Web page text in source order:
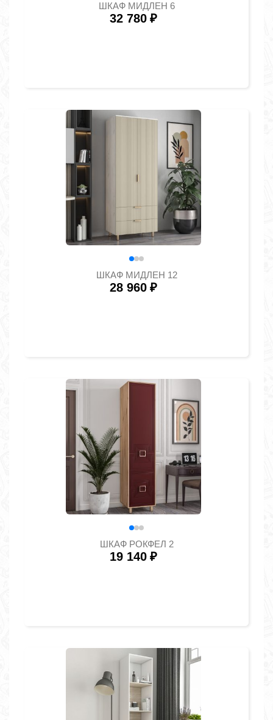
ШКАФ МИДЛЕН 6
32 780 ₽
ШКАФ МИДЛЕН 12
28 960 ₽
ШКАФ РОКФЕЛ 2
19 140 ₽